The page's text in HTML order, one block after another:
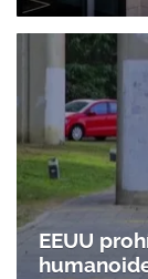
EEUU